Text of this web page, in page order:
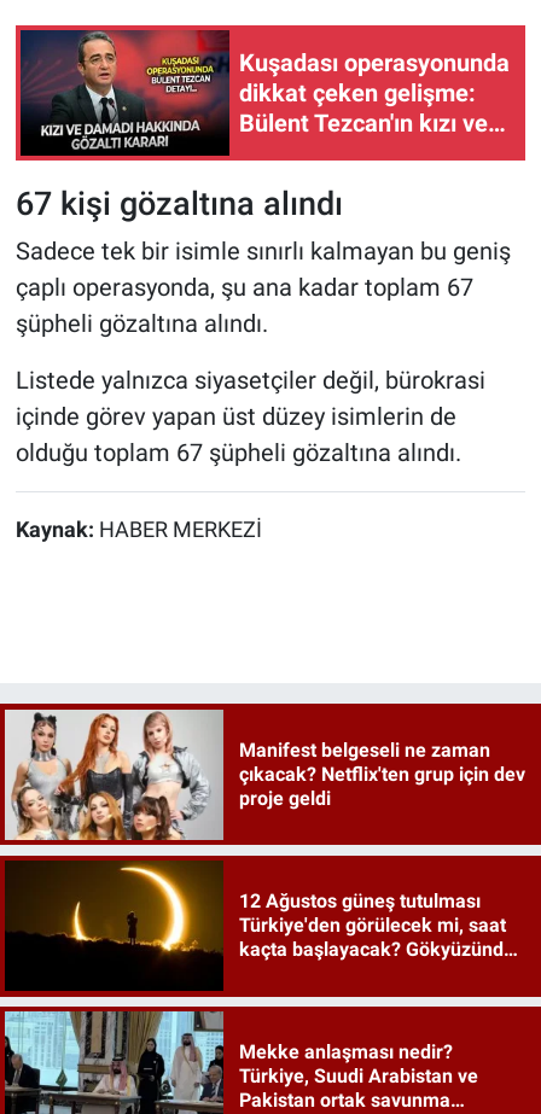
Kuşadası operasyonunda
dikkat çeken gelişme:
Bülent Tezcan'ın kızı ve
kararı
67 kişi gözaltına alındı
Sadece tek bir isimle sınırlı kalmayan bu geniş
çaplı operasyonda, şu ana kadar toplam 67
şüpheli gözaltına alındı.
Listede yalnızca siyasetçiler değil, bürokrasi
içinde görev yapan üst düzey isimlerin de
olduğu toplam 67 şüpheli gözaltına alındı.
Kaynak: HABER MERKEZİ
Manifest belgeseli ne zaman
çıkacak? Netflix'ten grup için dev
proje geldi
12 Ağustos güneş tutulması
Türkiye'den görülecek mi, saat
kaçta başlayacak? Gökyüzünde
Mekke anlaşması nedir?
Türkiye, Suudi Arabistan ve
Pakistan ortak savunma